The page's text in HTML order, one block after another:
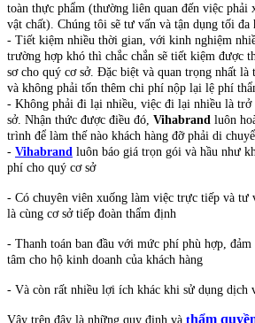
toàn thực phẩm (thường liên quan đến việc phải
vật chất). Chúng tôi sẽ tư vấn và tận dụng tối đa
- Tiết kiệm nhiều thời gian, với kinh nghiệm
trường hợp khó thì chắc chắn sẽ tiết kiệm được
sơ cho quý cơ sở. Đặc biệt và quan trọng nhất
và không phải tốn thêm chi phí nộp lại lệ phí
- Không phải đi lại nhiều, việc đi lại nhiều là
sở. Nhận thức được điều đó, Vihabrand luôn
trình để làm thế nào khách hàng đỡ phải di
- Vihabrand luôn báo giá trọn gói và hầu như
phí cho quý cơ sở
- Có chuyên viên xuống làm việc trực tiếp và tư
là cùng cơ sở tiếp đoàn thẩm định
- Thanh toán ban đầu với mức phí phù hợp, đảm
tâm cho hộ kinh doanh của khách hàng
- Và còn rất nhiều lợi ích khác khi sử dụng dịch
Vậy trên đây là những quy định và thẩm